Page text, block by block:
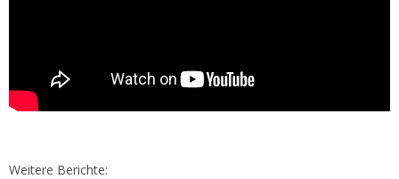
Weitere Berichte: